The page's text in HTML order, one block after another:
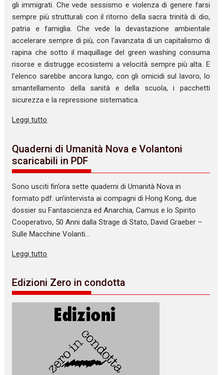
gli immigrati. Che vede sessismo e violenza di genere farsi
sempre più strutturali con il ritorno della sacra trinità di dio,
patria e famiglia. Che vede la devastazione ambientale
accelerare sempre di più, con l’avanzata di un capitalismo di
rapina che sotto il maquillage del green washing consuma
risorse e distrugge ecosistemi a velocità sempre più alta. E
l’elenco sarebbe ancora lungo, con gli omicidi sul lavoro, lo
smantellamento della sanità e della scuola, i pacchetti
sicurezza e la repressione sistematica.
Leggi tutto
Quaderni di Umanità Nova e Volantoni
scaricabili in PDF
Sono usciti fin’ora sette quaderni di Umanità Nova in
formato pdf: un’intervista ai compagni di Hong Kong, due
dossier su Fantascienza ed Anarchia, Camus e lo Spirito
Cooperativo, 50 Anni dalla Strage di Stato, David Graeber –
Sulle Macchine Volanti…
Leggi tutto
Edizioni Zero in condotta